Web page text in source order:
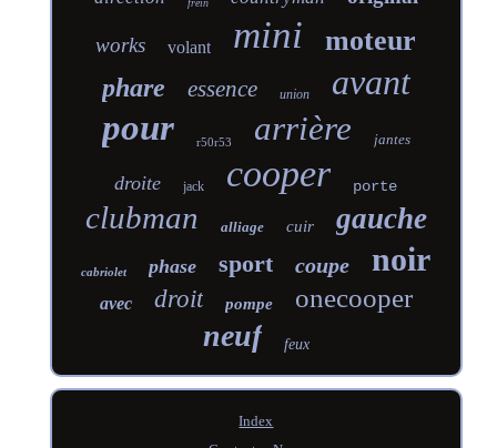
frein
works volant mini moteur
phare essence union
avant
pour
r50r53 arrière jantes
droite jack cooper porte
clubman alliage cuir gauche
cabriolet phase sport coupe noir
avec droit pompe onecooper
neuf feux
Index